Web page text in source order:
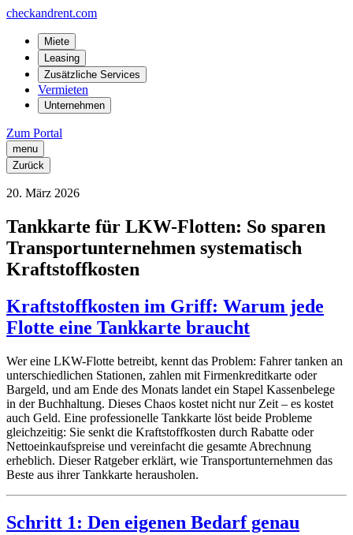
checkandrent.com
Miete
Leasing
Zusätzliche Services
Vermieten
Unternehmen
Zum Portal
menu
Zurück
20. März 2026
Tankkarte für LKW-Flotten: So sparen
Transportunternehmen systematisch
Kraftstoffkosten
Kraftstoffkosten im Griff: Warum jede
Flotte eine Tankkarte braucht
Wer eine LKW-Flotte betreibt, kennt das Problem: Fahrer tanken an
unterschiedlichen Stationen, zahlen mit Firmenkreditkarte oder
Bargeld, und am Ende des Monats landet ein Stapel Kassenbelege
in der Buchhaltung. Dieses Chaos kostet nicht nur Zeit – es kostet
auch Geld. Eine professionelle Tankkarte löst beide Probleme
gleichzeitig: Sie senkt die Kraftstoffkosten durch Rabatte oder
Nettoeinkaufspreise und vereinfacht die gesamte Abrechnung
erheblich. Dieser Ratgeber erklärt, wie Transportunternehmen das
Beste aus ihrer Tankkarte herausholen.
Schritt 1: Den eigenen Bedarf genau